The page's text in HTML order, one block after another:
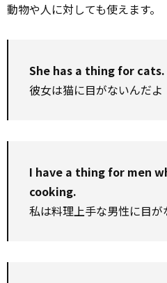
動物や人に対しても使えます。
She has a thing for cats.
彼女は猫に目がないんだよ
I have a thing for men
cooking.
私は料理上手な男性に目が